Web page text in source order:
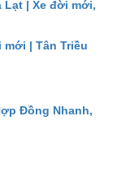
Lạt | Xe đời mới,
| Tân Triều
Đồng Nhanh,